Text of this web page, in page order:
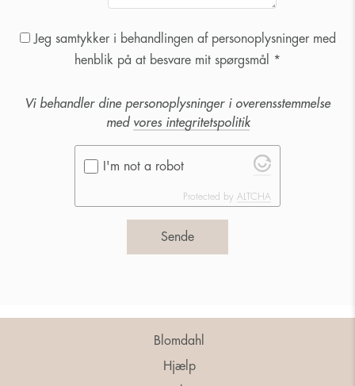
Jeg samtykker i behandlingen af personoplysninger med
henblik på at besvare mit spørgsmål *
Vi behandler dine personoplysninger i overensstemmelse
med vores integritetspolitik
I'm not a robot
Protected by ALTCHA
Sende
Blomdahl
Hjælp